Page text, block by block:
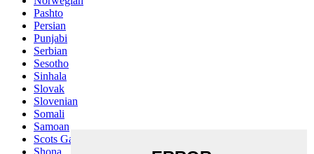
Pashto
Persian
Punjabi
Serbian
Sesotho
Sinhala
Slovak
Slovenian
Somali
Samoan
Scots Gaelic